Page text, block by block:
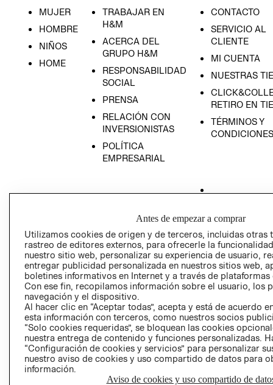
MUJER
HOMBRE
NIÑOS
HOME
TRABAJAR EN
H&M
ACERCA DEL
GRUPO H&M
RESPONSABILIDAD
SOCIAL
PRENSA
RELACIÓN CON
INVERSIONISTAS
POLÍTICA
EMPRESARIAL
CONTACTO
SERVICIO AL
CLIENTE
MI CUENTA
NUESTRAS
RETIRO EN
TÉRMINOS Y
CONDICIONES
AVISO DE
PRIVACIDAD
GIFT CARD
AVISO DE
Perú (S/)
CAMBIAR REGIÓN
Antes de empezar a comprar
Utilizamos cookies de origen y de terceros, incluidas otras
rastreo de editores externos, para ofrecerle la
nuestro sitio web, personalizar su experiencia de usuario,
entregar publicidad personalizada en nuestros sitios web,
boletines informativos en Internet y a través de plataformas
Con ese fin, recopilamos información sobre el usuario, los
navegación y el dispositivo.
Al hacer clic en “Aceptar todas”, acepta y está de acuerdo
esta información con terceros, como nuestros socios
“Solo cookies requeridas”, se bloquean las cookies
nuestra entrega de contenido y funciones personalizadas.
“Configuración de cookies y servicios” para personalizar
nuestro aviso de cookies y uso compartido de datos para
información.
Aviso de cookies y uso compartido de